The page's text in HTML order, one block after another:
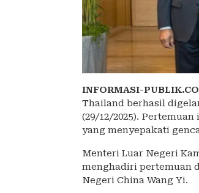
INFORMASI-
Thailand berhasil
(29/12/2025).
yang menyepakati
Menteri Luar Negeri
menghadiri pertemuan
Negeri China Wang Yi.